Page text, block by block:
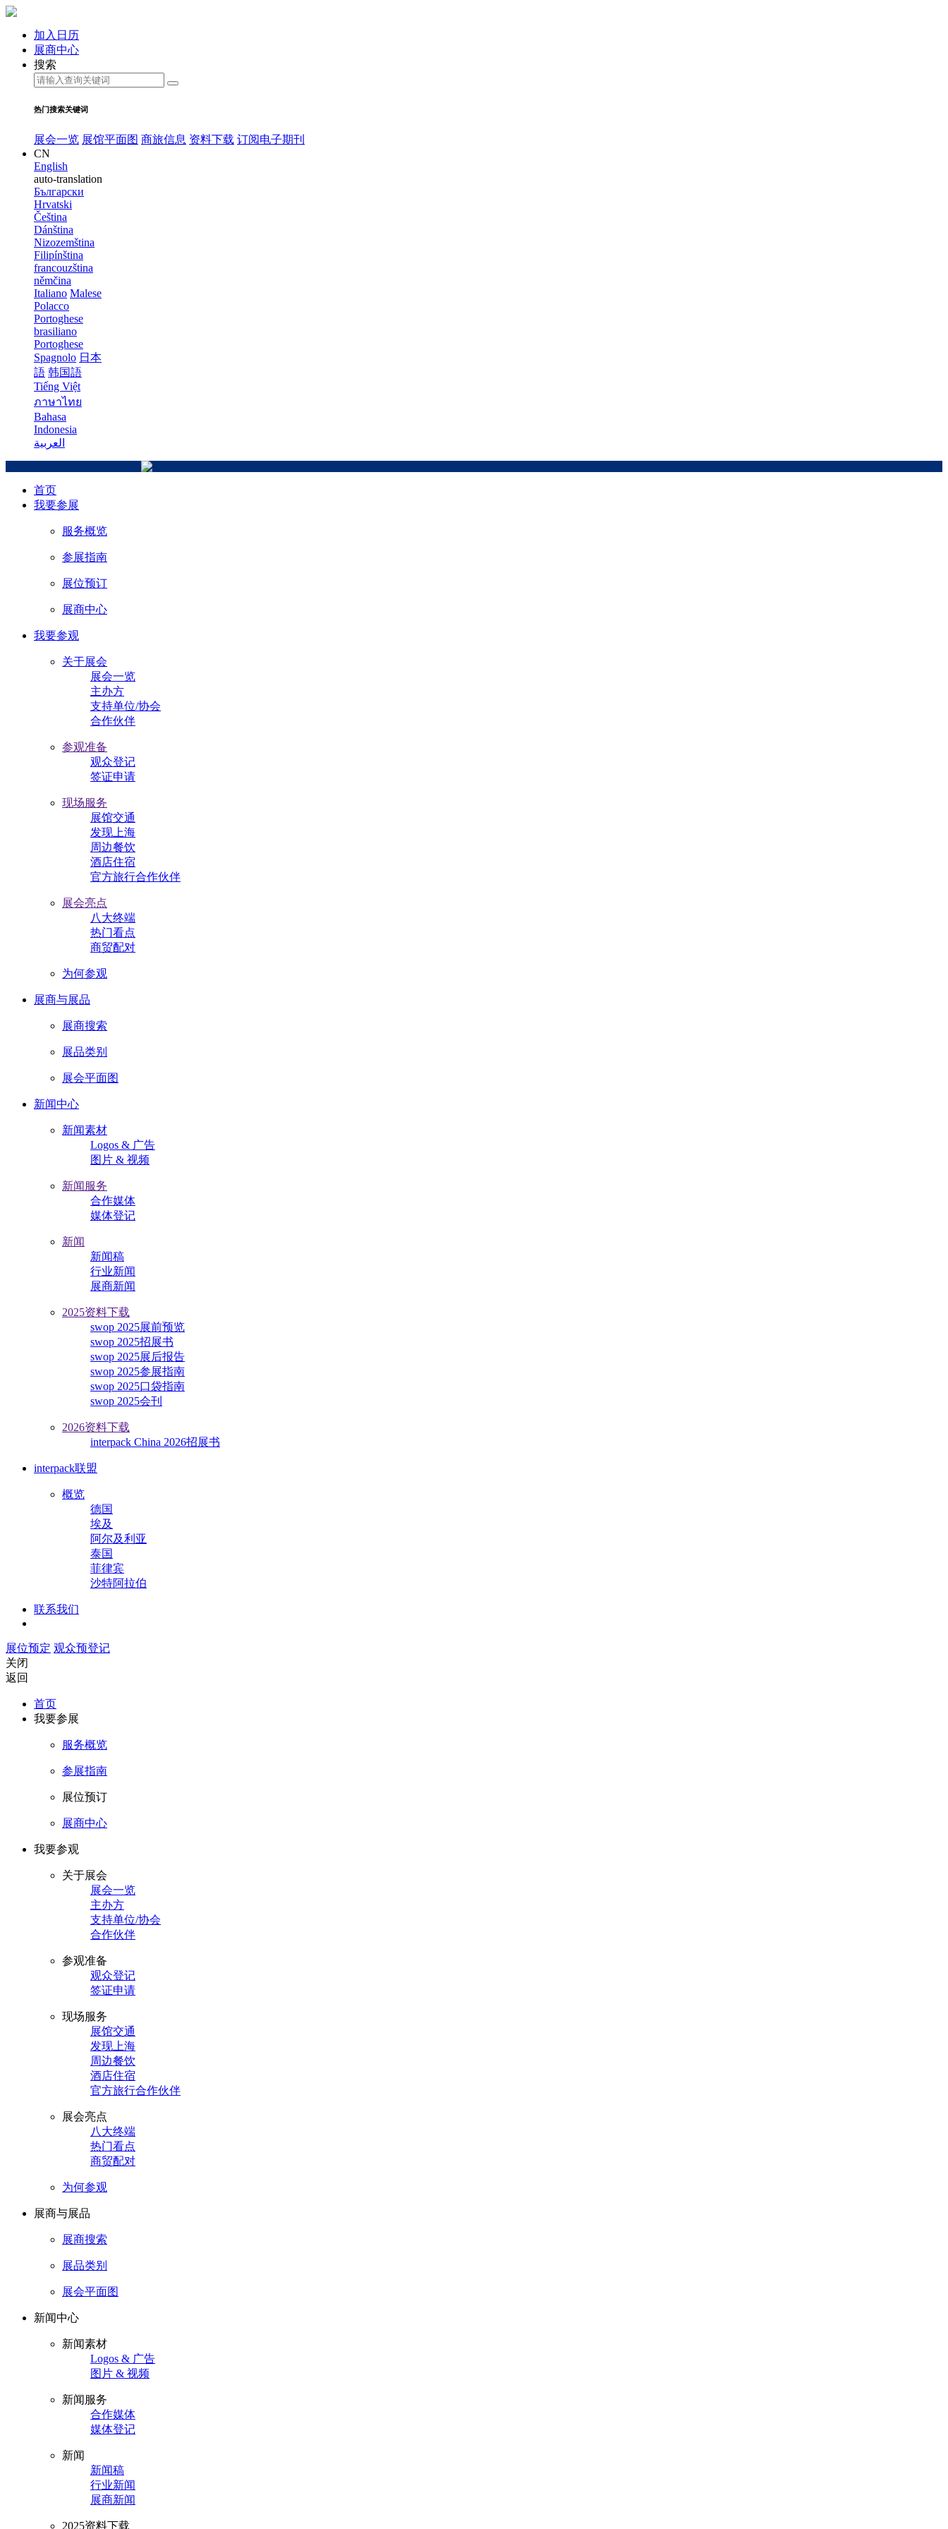
加入日历
展商中心
搜索
热门搜索关键词
展会一览 展馆平面图 商旅信息 资料下载 订阅电子期刊
CN
English
auto-translation
Български
Hrvatski
Čeština
Dánština
Nizozemština
Filipínština
francouzština
němčina
Italiano Malese
Polacco
Portoghese
brasiliano
Portoghese
Spagnolo 日本
語 韩国語
Tiếng Việt
ภาษาไทย
Bahasa
Indonesia
العربية
首页
我要参展
服务概览
参展指南
展位预订
展商中心
我要参观
关于展会
展会一览
主办方
支持单位/协会
合作伙伴
参观准备
观众登记
签证申请
现场服务
展馆交通
发现上海
周边餐饮
酒店住宿
官方旅行合作伙伴
展会亮点
八大终端
热门看点
商贸配对
为何参观
展商与展品
展商搜索
展品类别
展会平面图
新闻中心
新闻素材
Logos & 广告
图片 & 视频
新闻服务
合作媒体
媒体登记
新闻
新闻稿
行业新闻
展商新闻
2025资料下载
swop 2025展前预览
swop 2025招展书
swop 2025展后报告
swop 2025参展指南
swop 2025口袋指南
swop 2025会刊
2026资料下载
interpack China 2026招展书
interpack联盟
概览
德国
埃及
阿尔及利亚
泰国
菲律宾
沙特阿拉伯
联系我们
展位预定 观众预登记
关闭
返回
首页
我要参展
服务概览
参展指南
展位预订
展商中心
我要参观
关于展会
展会一览
主办方
支持单位/协会
合作伙伴
参观准备
观众登记
签证申请
现场服务
展馆交通
发现上海
周边餐饮
酒店住宿
官方旅行合作伙伴
展会亮点
八大终端
热门看点
商贸配对
为何参观
展商与展品
展商搜索
展品类别
展会平面图
新闻中心
新闻素材
Logos & 广告
图片 & 视频
新闻服务
合作媒体
媒体登记
新闻
新闻稿
行业新闻
展商新闻
2025资料下载